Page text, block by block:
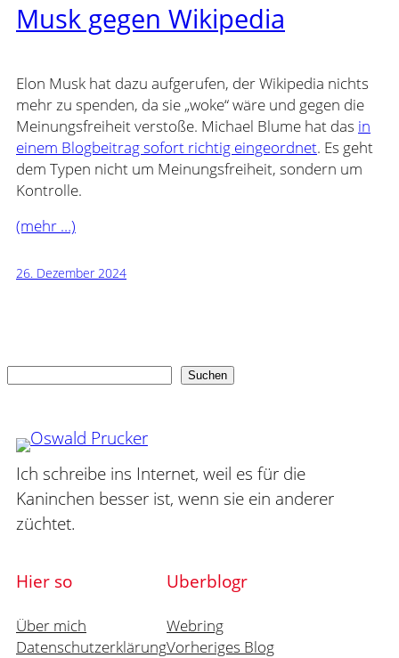
Musk gegen Wikipedia
Elon Musk hat dazu aufgerufen, der Wikipedia nichts
mehr zu spenden, da sie „woke“ wäre und gegen die
Meinungsfreiheit verstoße. Michael Blume hat das in
einem Blogbeitrag sofort richtig eingeordnet. Es geht
dem Typen nicht um Meinungsfreiheit, sondern um
Kontrolle.
(mehr …)
26. Dezember 2024
Suchen Suchen
Ich schreibe ins Internet, weil es für die
Kaninchen besser ist, wenn sie ein anderer
züchtet.
Hier so
Über mich
Datenschutzerklärung
Uberblogr
Webring
Vorheriges Blog